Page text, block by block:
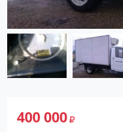
400 000